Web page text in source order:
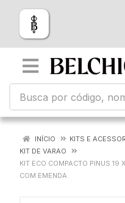
INÍCIO
KITS E
KIT DE VARAO
KIT ECO COMPACTO PINUS 19
COM EMENDA